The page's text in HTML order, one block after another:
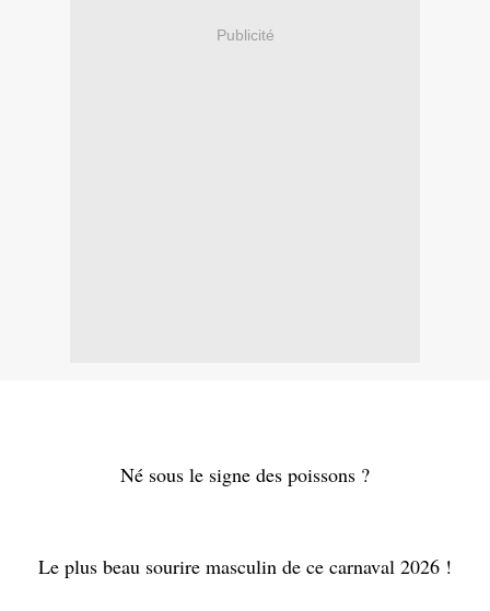
Publicité
Né sous le signe des poissons ?
Le plus beau sourire masculin de ce carnaval 2026 !